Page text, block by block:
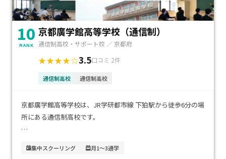
10
RANK
京都廣学館高等学校（通信制）
通信制高校・サポート校 ／ 京都府
★★★★☆3.5口コミ 2件
通信制高校 通信制高校
京都廣学館高等学校は、JR学研都市線 下狛駅から徒歩6分の場
所にある通信制高校です。
グを行う自宅学習形式であるオンラインスクーリング、本校で
集中スクーリング 月1～3通学